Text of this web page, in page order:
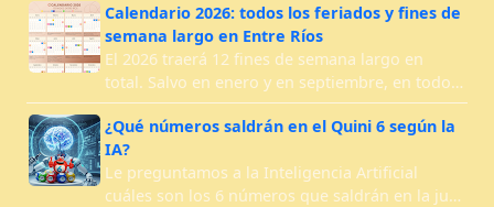
Calendario 2026: todos los feriados y fines de
semana largo en Entre Ríos
El 2026 traerá 12 fines de semana largo en
total. Salvo en enero y en septiembre, en todo…
¿Qué números saldrán en el Quini 6 según la
IA?
Le preguntamos a la Inteligencia Artificial
cuáles son los 6 números que saldrán en la ju…